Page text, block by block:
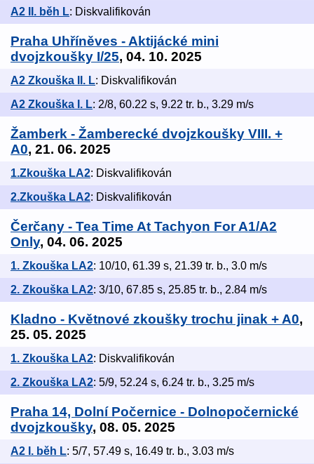
A2 II. běh L: Diskvalifikován
Praha Uhříněves - Aktijácké mini
dvojzkoušky I/25, 04. 10. 2025
A2 Zkouška II. L: Diskvalifikován
A2 Zkouška I. L: 2/8, 60.22 s, 9.22 tr. b., 3.29 m/s
Žamberk - Žamberecké dvojzkoušky VIII. +
A0, 21. 06. 2025
1.Zkouška LA2: Diskvalifikován
2.Zkouška LA2: Diskvalifikován
Čerčany - Tea Time At Tachyon For A1/A2
Only, 04. 06. 2025
1. Zkouška LA2: 10/10, 61.39 s, 21.39 tr. b., 3.0 m/s
2. Zkouška LA2: 3/10, 67.85 s, 25.85 tr. b., 2.84 m/s
Kladno - Květnové zkoušky trochu jinak + A0,
25. 05. 2025
1. Zkouška LA2: Diskvalifikován
2. Zkouška LA2: 5/9, 52.24 s, 6.24 tr. b., 3.25 m/s
Praha 14, Dolní Počernice - Dolnopočernické
dvojzkoušky, 08. 05. 2025
A2 I. běh L: 5/7, 57.49 s, 16.49 tr. b., 3.03 m/s